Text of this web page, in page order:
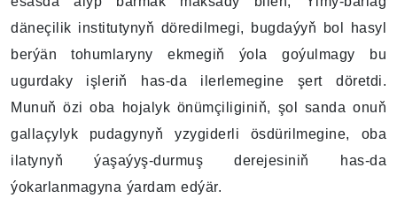
däneçilik institutynyň döredilmegi, bugdaýyň bol hasyl
berýän tohumlaryny ekmegiň ýola goýulmagy bu
ugurdaky işleriň has-da ilerlemegine şert döretdi.
Munuň özi oba hojalyk önümçiliginiň, şol sanda onuň
gallaçylyk pudagynyň yzygiderli ösdürilmegine, oba
ilatynyň ýaşaýyş-durmuş derejesiniň has-da
ýokarlanmagyna ýardam edýär.